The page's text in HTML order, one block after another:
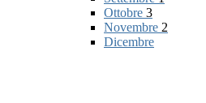
Ottobre 3
Novembre 2
Dicembre